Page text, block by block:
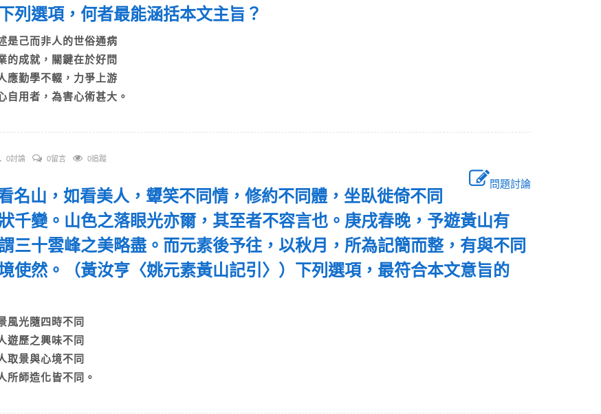
列選項，何者最能涵括本文主旨？
是己而非人的世俗通病
的成就，關鍵在於好問
應勤學不輟，力爭上游
自用者，為害心術甚大。
0討論 0留言 0追蹤
問題討論
名山，如看美人，顰笑不同情，修約不同體，坐臥徙倚不同
千變。山色之落眼光亦爾，其至者不容言也。庚戌春晚，予遊黃山有
三十雲峰之美略盡。而元素後予往，以秋月，所為記簡而整，有與不同
使然。（黃汝亨〈姚元素黃山記引〉）下列選項，最符合本文意旨的
風光隨四時不同
遊歷之興味不同
取景與心境不同
所師造化皆不同。